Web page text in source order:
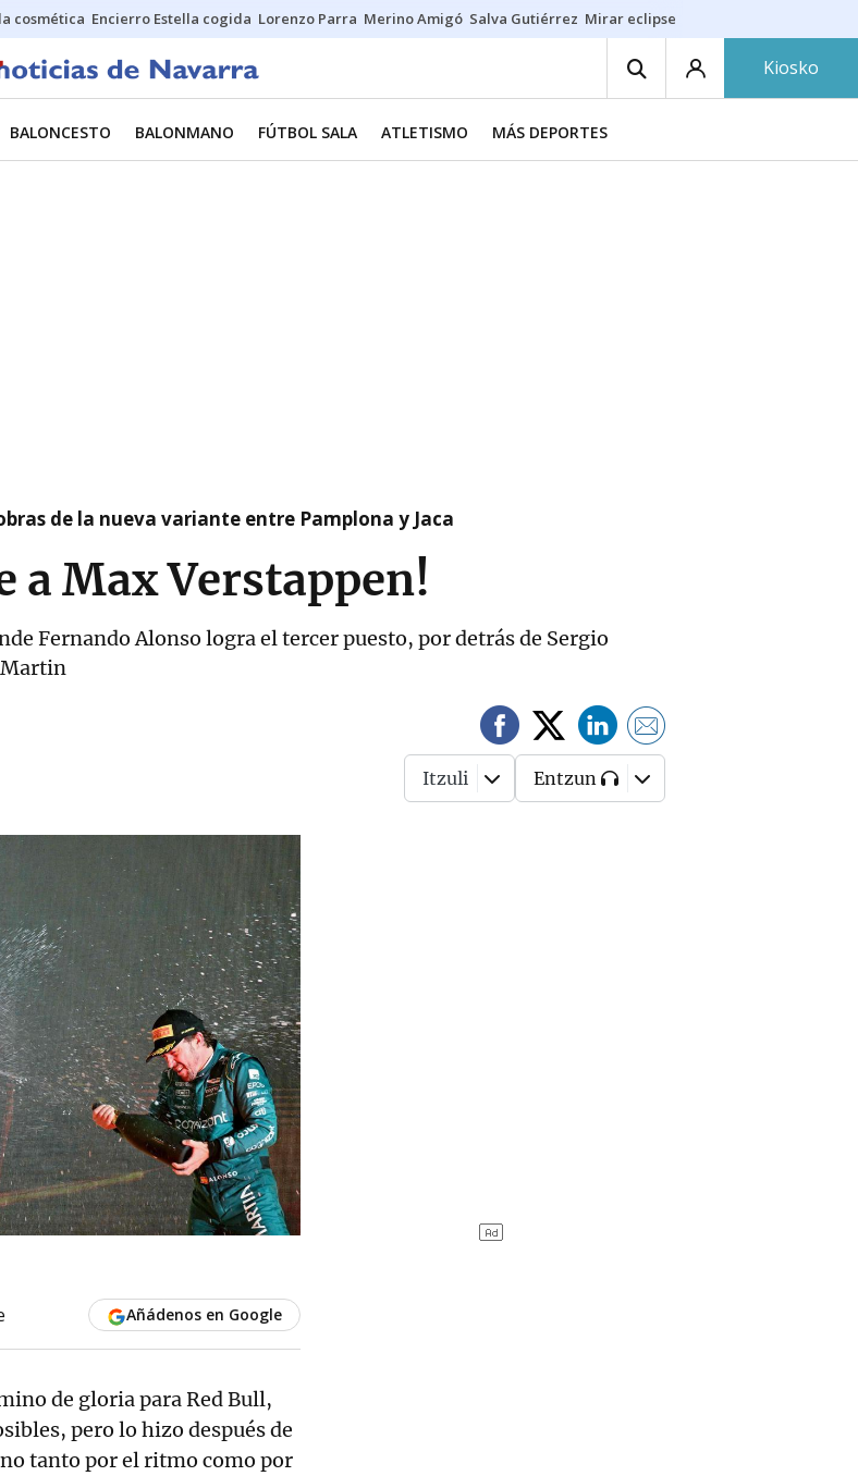
cosmética Encierro Estella cogida Lorenzo Parra Merino Amigó Salva Gutiérrez Mirar eclipse
Kiosko
BALONCESTO BALONMANO FÚTBOL SALA ATLETISMO MÁS DEPORTES
de la nueva variante entre Pamplona y Jaca
a Max Verstappen!
Fernando Alonso logra el tercer puesto, por detrás de Sergio
Martin
Itzuli Entzun
Añádenos en Google
de gloria para Red Bull,
pero lo hizo después de
tanto por el ritmo como por